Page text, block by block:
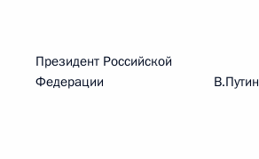
Президент Российской
Федерации В.Путин